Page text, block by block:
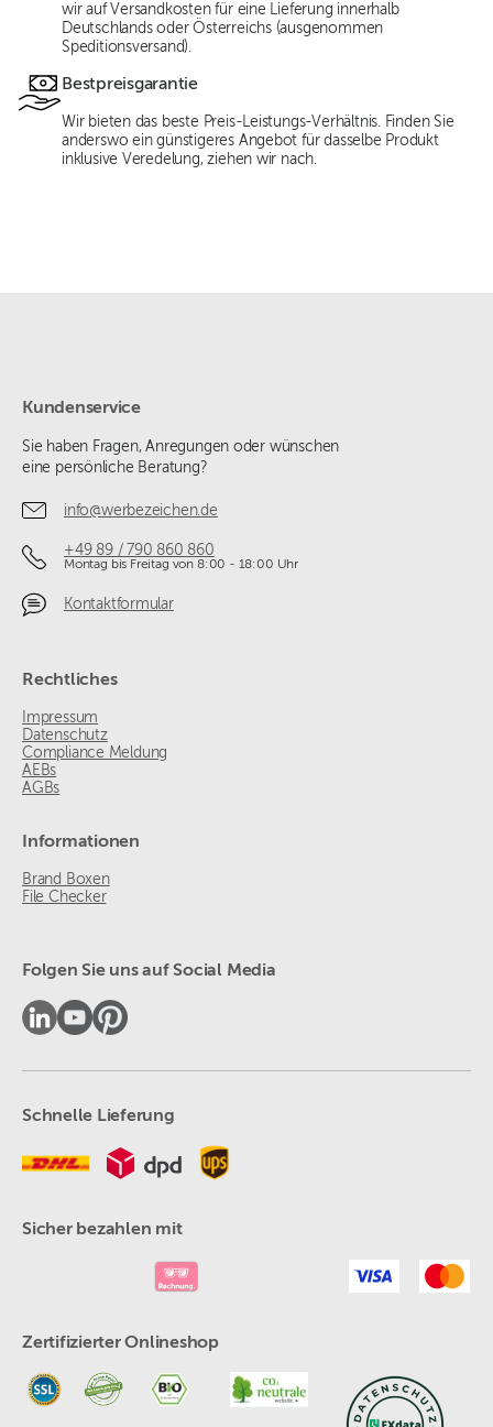
wir auf Versandkosten für eine Lieferung innerhalb
Deutschlands oder Österreichs (ausgenommen
Speditionsversand).
Bestpreisgarantie
Wir bieten das beste Preis-Leistungs-Verhältnis. Finden Sie
anderswo ein günstigeres Angebot für dasselbe Produkt
inklusive Veredelung, ziehen wir nach.
Kundenservice
Sie haben Fragen, Anregungen oder wünschen
eine persönliche Beratung?
info@werbezeichen.de
+49 89 / 790 860 860
Montag bis Freitag von 8:00 - 18:00 Uhr
Kontaktformular
Rechtliches
Impressum
Datenschutz
Compliance Meldung
AEBs
AGBs
Informationen
Brand Boxen
File Checker
Folgen Sie uns auf Social Media
Schnelle Lieferung
Sicher bezahlen mit
Zertifizierter Onlineshop